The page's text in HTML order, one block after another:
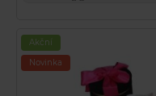
Akční
Novinka